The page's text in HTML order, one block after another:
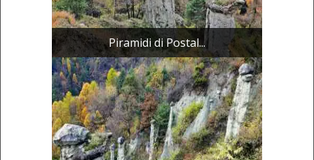
Piramidi di Postal...